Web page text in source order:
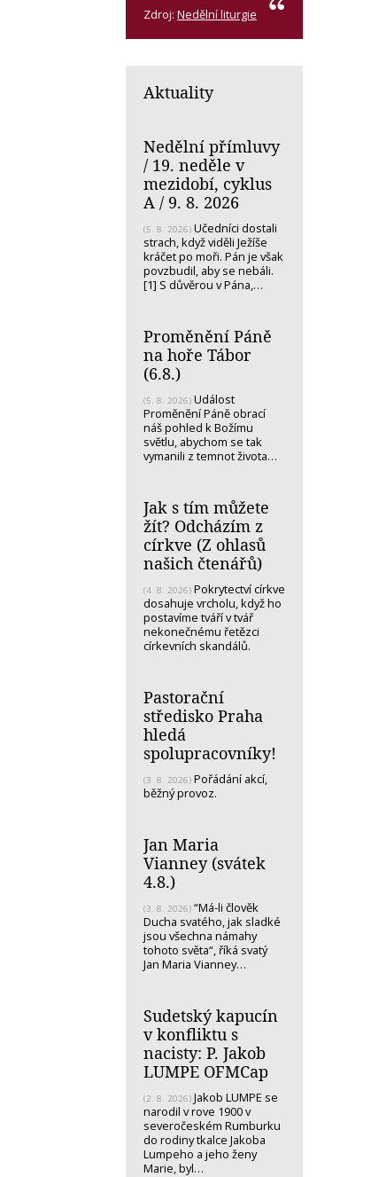
Zdroj: Nedělní liturgie
Aktuality
Nedělní přímluvy
/ 19. neděle v
mezidobí, cyklus
A / 9. 8. 2026
(5. 8. 2026) Učedníci dostali
strach, když viděli Ježíše
kráčet po moři. Pán je však
povzbudil, aby se nebáli.
[1] S důvěrou v Pána,…
Proměnění Páně
na hoře Tábor
(6.8.)
(5. 8. 2026) Událost
Proměnění Páně obrací
náš pohled k Božímu
světlu, abychom se tak
vymanili z temnot života…
Jak s tím můžete
žít? Odcházím z
církve (Z ohlasů
našich čtenářů)
(4. 8. 2026) Pokrytectví církve
dosahuje vrcholu, když ho
postavíme tváří v tvář
nekonečnému řetězci
církevních skandálů.
Pastorační
středisko Praha
hledá
spolupracovníky!
(3. 8. 2026) Pořádání akcí,
běžný provoz.
Jan Maria
Vianney (svátek
4.8.)
(3. 8. 2026) “Má-li člověk
Ducha svatého, jak sladké
jsou všechna námahy
tohoto světa“, říká svatý
Jan Maria Vianney…
Sudetský kapucín
v konfliktu s
nacisty: P. Jakob
LUMPE OFMCap
(2. 8. 2026) Jakob LUMPE se
narodil v rove 1900 v
severočeském Rumburku
do rodiny tkalce Jakoba
Lumpeho a jeho ženy
Marie, byl…